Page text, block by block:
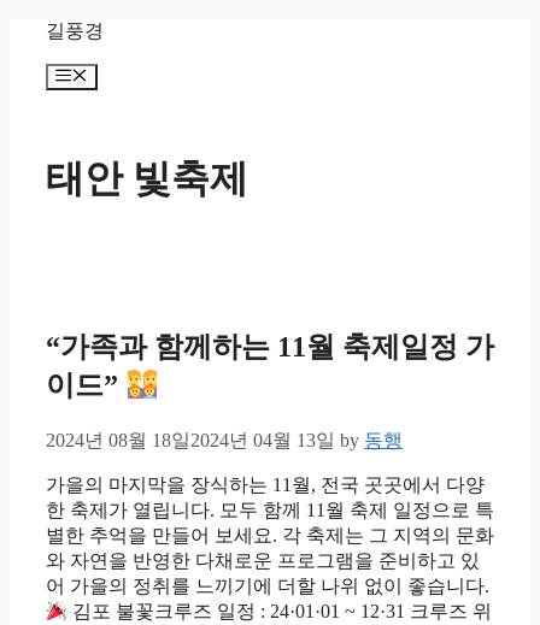
content
길풍경
Menu
태안 빛축제
“가족과 함께하는 11월 축제일정 가
이드”
2024년 08월 18일2024년 04월 13일 by 동행
가을의 마지막을 장식하는 11월, 전국 곳곳에서 다양
한 축제가 열립니다. 모두 함께 11월 축제 일정으로 특
별한 추억을 만들어 보세요. 각 축제는 그 지역의 문화
와 자연을 반영한 다채로운 프로그램을 준비하고 있
어 가을의 정취를 느끼기에 더할 나위 없이 좋습니다.
김포 불꽃크루즈 일정 : 24·01·01 ~ 12·31 크루즈 위